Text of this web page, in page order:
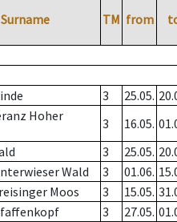
Surname TM from
3 25.05.
Hoher
3 16.05.
3 25.05.
Wald 3 01.06.
Moos 3 15.05.
3 27.05.